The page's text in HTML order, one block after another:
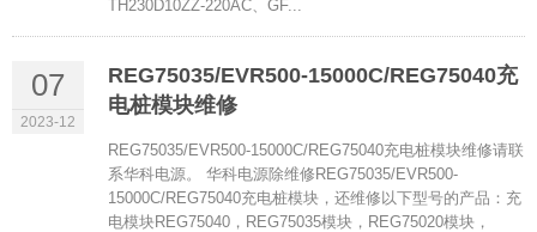
TH230D10ZZ-220AC、GF...
07
2023-12
REG75035/EVR500-15000C/REG75040充
电桩模块维修
REG75035/EVR500-15000C/REG75040充电桩模块维修请联
系华科电源。 华科电源除维修REG75035/EVR500-
15000C/REG75040充电桩模块，还维修以下型号的产品：充
电模块REG75040，REG75035模块，REG75020模块，